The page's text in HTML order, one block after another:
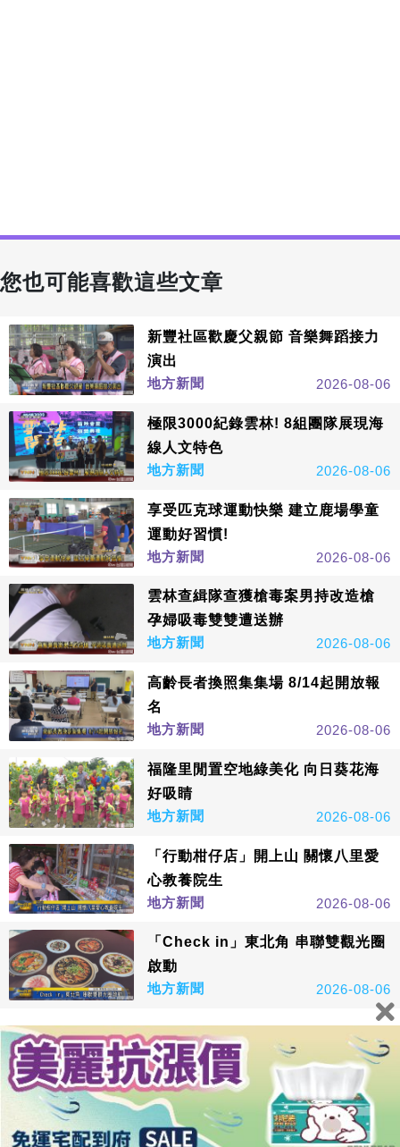
您也可能喜歡這些文章
新豐社區歡慶父親節 音樂舞蹈接力
演出
地方新聞
2026-08-06
極限3000紀錄雲林! 8組團隊展現海
線人文特色
地方新聞
2026-08-06
享受匹克球運動快樂 建立鹿場學童
運動好習慣!
地方新聞
2026-08-06
雲林查緝隊查獲槍毒案男持改造槍
孕婦吸毒雙雙遭送辦
地方新聞
2026-08-06
高齡長者換照集集場 8/14起開放報
名
地方新聞
2026-08-06
福隆里閒置空地綠美化 向日葵花海
好吸睛
地方新聞
2026-08-06
「行動柑仔店」開上山 關懷八里愛
心教養院生
地方新聞
2026-08-06
「Check in」東北角 串聯雙觀光圈
啟動
地方新聞
2026-08-06
看更多
鑫傳國際多媒體科技股份有限公司版權所有，非經授權，請
勿轉載本網站內容 © All Rights Reserved.